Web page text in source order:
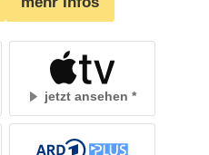
jetzt ansehen